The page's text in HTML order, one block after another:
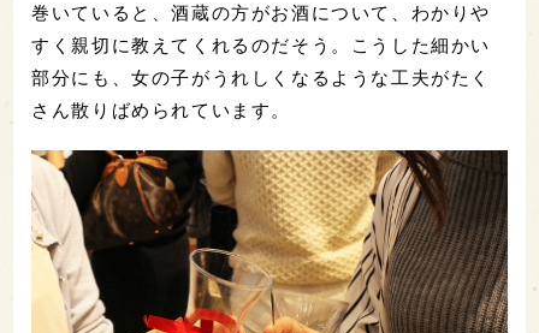
巻いていると、酒蔵の方がお酒について、わかりや
すく親切に教えてくれるのだそう。こうした細かい
部分にも、女の子がうれしくなるような工夫がたく
さん散りばめられています。